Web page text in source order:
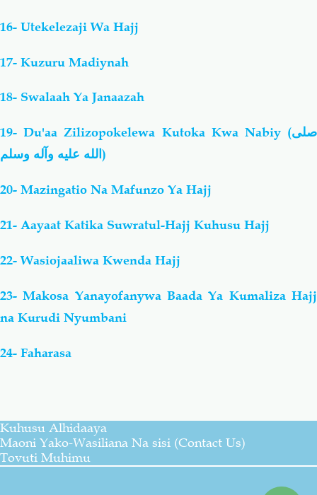
16- Utekelezaji Wa Hajj
17- Kuzuru Madiynah
18- Swalaah Ya Janaazah
19- Du'aa Zilizopokelewa Kutoka Kwa Nabiy (صلى
الله عليه وآله وسلم )
20- Mazingatio Na Mafunzo Ya Hajj
21- Aayaat Katika Suwratul-Hajj Kuhusu Hajj
22- Wasiojaaliwa Kwenda Hajj
23- Makosa Yanayofanywa Baada Ya Kumaliza Hajj
na Kurudi Nyumbani
24- Faharasa
Kuhusu Alhidaaya
Maoni Yako-Wasiliana Na sisi (Contact Us)
Tovuti Muhimu